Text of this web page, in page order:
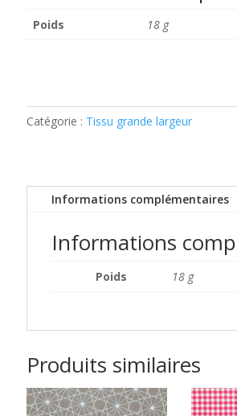
Poids 18 g
Catégorie : Tissu grande largeur
Informations complémentaires
Informations
Poids 18 g
Produits similaires